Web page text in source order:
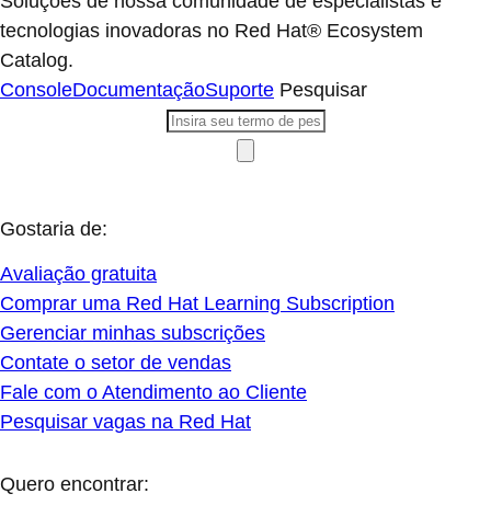
tecnologias inovadoras no Red Hat® Ecosystem
Catalog.
ConsoleDocumentaçãoSuporte Pesquisar
Gostaria de:
Avaliação gratuita
Comprar uma Red Hat Learning Subscription
Gerenciar minhas subscrições
Contate o setor de vendas
Fale com o Atendimento ao Cliente
Pesquisar vagas na Red Hat
Quero encontrar: